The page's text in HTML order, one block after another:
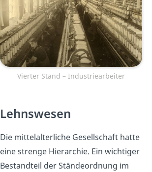
Vierter Stand – Industriearbeiter
Lehnswesen
Die mittelalterliche Gesellschaft hatte
eine strenge Hierarchie. Ein wichtiger
Bestandteil der Ständeordnung im